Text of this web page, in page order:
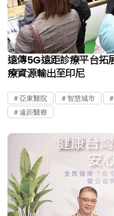
遠傳5G遠距診療平台拓
療資源輸出至印尼
亞東醫院 智慧城市
遠距醫療